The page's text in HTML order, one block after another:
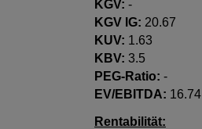
KGV: -
KGV lG: 20.67
KUV: 1.63
KBV: 3.5
PEG-Ratio: -
EV/EBITDA: 16.74
Rentabilität: